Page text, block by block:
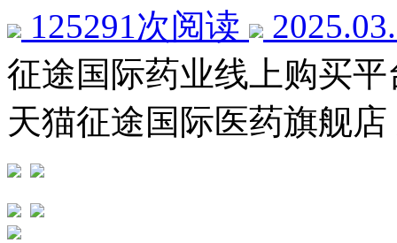
125291次阅读
征途国际药业线上购买平
天猫征途国际医药旗舰